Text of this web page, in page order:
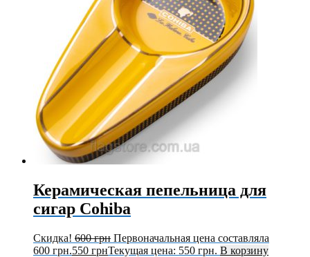
Керамическая пепельница для
сигар Cohiba
Скидка! 600грн Первоначальная цена составляла
600 грн.550 грнТекущая цена: 550 грн. В корзину